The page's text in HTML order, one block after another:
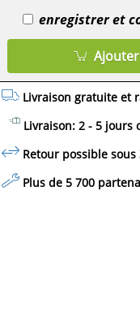
Livraison gratuite et
Livraison: 2 - 5 jours
Retour possible sous
Plus de 5 700
enregistrer et